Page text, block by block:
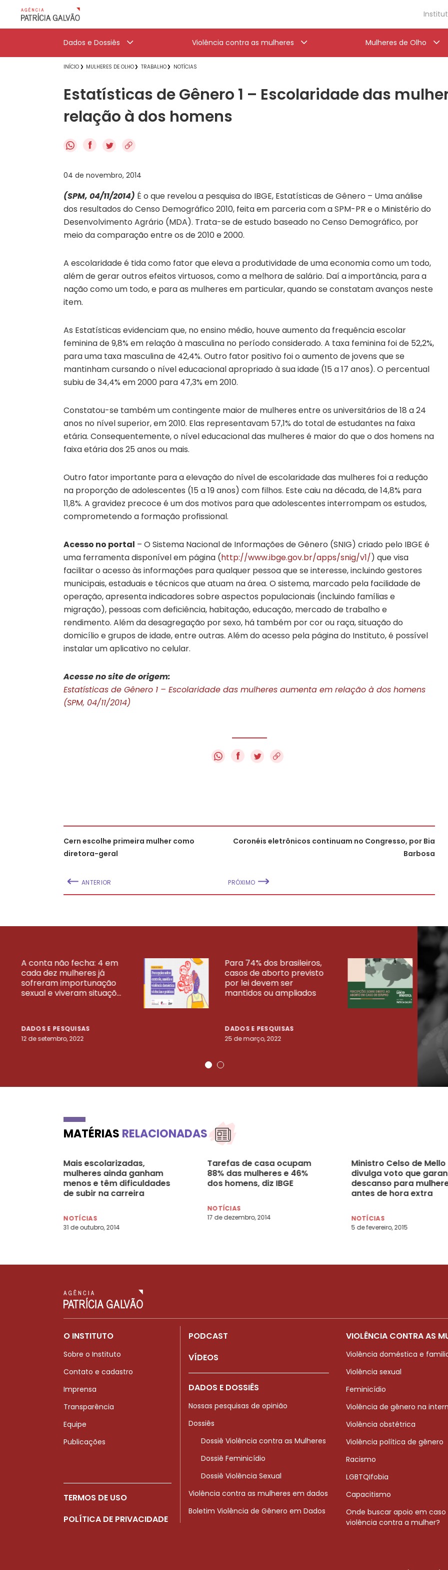
Dados e Dossiês Violência contra as mulheres Mulheres de Olho
INÍCIO MULHERES DE OLHO TRABALHO NOTÍCIAS
Estatísticas de Gênero 1 – Escolaridade das
relação à dos homens
f
04 de novembro, 2014
(SPM, 04/11/2014) É o que revelou a pesquisa do IBGE, Estatísticas de Gênero – Uma análise
dos resultados do Censo Demográfico 2010, feita em parceria com a SPM-PR e o Ministério do
Desenvolvimento Agrário (MDA). Trata-se de estudo baseado no Censo Demográfico, por
meio da comparação entre os de 2010 e 2000.
A escolaridade é tida como fator que eleva a produtividade de uma economia como um todo,
além de gerar outros efeitos virtuosos, como a melhora de salário. Daí a importância, para a
nação como um todo, e para as mulheres em particular, quando se constatam avanços neste
item.
As Estatísticas evidenciam que, no ensino médio, houve aumento da frequência escolar
feminina de 9,8% em relação à masculina no período considerado. A taxa feminina foi de 52,2%,
para uma taxa masculina de 42,4%. Outro fator positivo foi o aumento de jovens que se
mantinham cursando o nível educacional apropriado à sua idade (15 a 17 anos). O percentual
subiu de 34,4% em 2000 para 47,3% em 2010.
Constatou-se também um contingente maior de mulheres entre os universitários de 18 a 24
anos no nível superior, em 2010. Elas representavam 57,1% do total de estudantes na faixa
etária. Consequentemente, o nível educacional das mulheres é maior do que o dos homens na
faixa etária dos 25 anos ou mais.
Outro fator importante para a elevação do nível de escolaridade das mulheres foi a redução
na proporção de adolescentes (15 a 19 anos) com filhos. Este caiu na década, de 14,8% para
11,8%. A gravidez precoce é um dos motivos para que adolescentes interrompam os estudos,
comprometendo a formação profissional.
Acesso no portal – O Sistema Nacional de Informações de Gênero (SNIG) criado pelo IBGE é
uma ferramenta disponível em página (http://www.ibge.gov.br/apps/snig/v1/) que visa
facilitar o acesso às informações para qualquer pessoa que se interesse, incluindo gestores
municipais, estaduais e técnicos que atuam na área. O sistema, marcado pela facilidade de
operação, apresenta indicadores sobre aspectos populacionais (incluindo famílias e
migração), pessoas com deficiência, habitação, educação, mercado de trabalho e
rendimento. Além da desagregação por sexo, há também por cor ou raça, situação do
domicílio e grupos de idade, entre outras. Além do acesso pela página do Instituto, é possível
instalar um aplicativo no celular.
Acesse no site de origem:
Estatísticas de Gênero 1 – Escolaridade das mulheres aumenta em relação à dos homens
(SPM, 04/11/2014)
f
Cern escolhe primeira mulher como
diretora-geral
ANTERIOR
Coronéis eletrônicos continuam no Congresso, por Bia
Barbosa
PRÓXIMO
A conta não fecha: 4 em
cada dez mulheres já
sofreram importunação
sexual e viveram situaçõ...
DADOS E PESQUISAS
12 de setembro, 2022
Para 74% dos brasileiros,
casos de aborto previsto
por lei devem ser
mantidos ou ampliados
DADOS E PESQUISAS
25 de março, 2022
23
VEJA MAIS PESQUISAS
MATÉRIAS RELACIONADAS
Mais escolarizadas,
mulheres ainda ganham
menos e têm dificuldades
de subir na carreira
NOTÍCIAS
31 de outubro, 2014
Tarefas de casa ocupam
88% das mulheres e 46%
dos homens, diz IBGE
NOTÍCIAS
17 de dezembro, 2014
Ministro Celso de Mello
divulga voto que
descanso para
antes de hora extra
NOTÍCIAS
5 de fevereiro, 2015
O INSTITUTO
Sobre o Instituto
Contato e cadastro
Imprensa
Transparência
Equipe
Publicações
TERMOS DE USO
POLÍTICA DE PRIVACIDADE
PODCAST
VÍDEOS
DADOS E DOSSIÊS
Nossas pesquisas de opinião
Dossiês
Dossiê Violência contra as Mulheres
Dossiê Feminicídio
Dossiê Violência Sexual
Violência contra as mulheres em dados
Boletim Violência de Gênero em Dados
VIOLÊNCIA CONTRA AS
Violência doméstica e
Violência sexual
Feminicídio
Violência de gênero na
Violência obstétrica
Violência política de gênero
Racismo
LGBTQIfobia
Capacitismo
Onde buscar apoio em caso
violência contra a mulher?